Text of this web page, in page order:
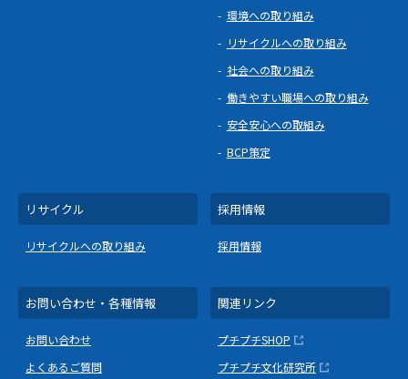
環境への取り組み
リサイクルへの取り組み
社会への取り組み
働きやすい職場への取り組み
安全安心への取組み
BCP策定
リサイクル
リサイクルへの取り組み
採用情報
採用情報
お問い合わせ・各種情報
お問い合わせ
よくあるご質問
関連リンク
プチプチSHOP
プチプチ文化研究所